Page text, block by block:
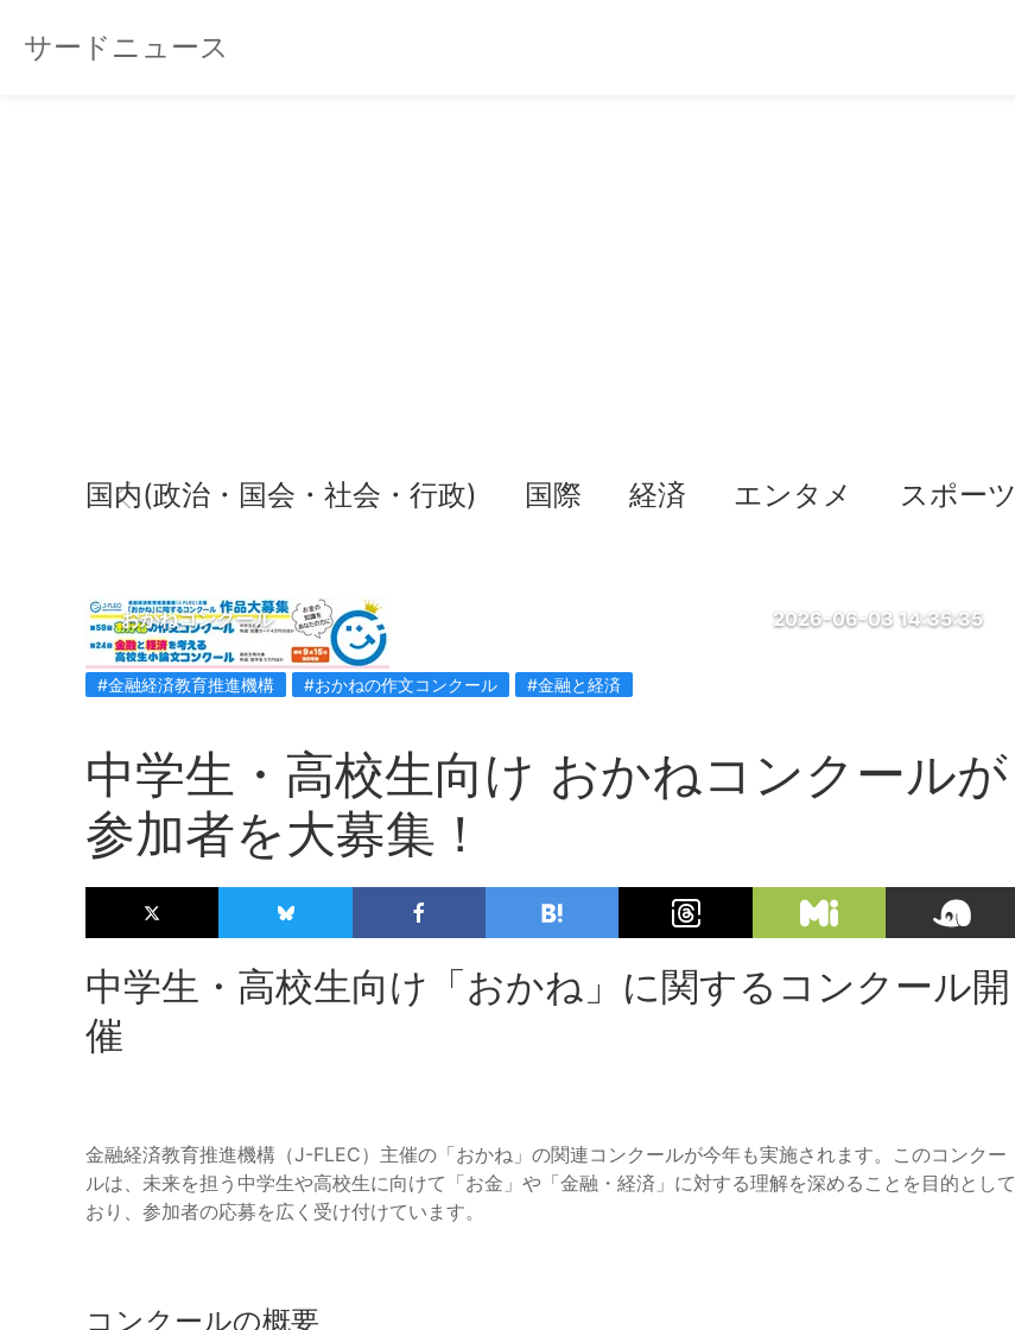
サードニュース
国内(政治・国会・社会・行政) 国際 経済 エンタメ スポーツ
おかねコンクール 2026-06-03 14:35:35
#金融経済教育推進機構 #おかねの作文コンクール #金融と経済
中学生・高校生向け おかねコンクールが
参加者を大募集！
中学生・高校生向け「おかね」に関するコンクール開
催
金融経済教育推進機構（J-FLEC）主催の「おかね」の関連コンクールが今年も実施されます。このコンクー
ルは、未来を担う中学生や高校生に向けて「お金」や「金融・経済」に対する理解を深めることを目的として
おり、参加者の応募を広く受け付けています。
コンクールの概要